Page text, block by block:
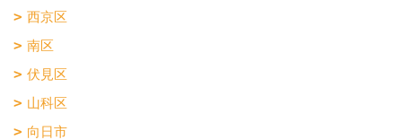
西京区
南区
伏見区
山科区
向日市